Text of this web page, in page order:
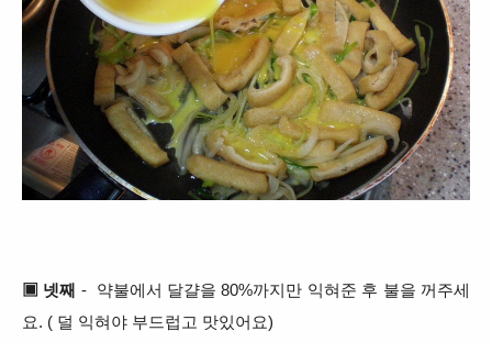
▣ 넷째 - 약불에서 달걀을 80%까지만 익혀준 후 불을 꺼주세
요. ( 덜 익혀야 부드럽고 맛있어요)